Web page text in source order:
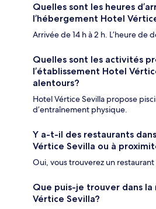
Quelles sont les heures
l’hébergement Hotel
Arrivée de 14 h à 2 h. L’heure de
Quelles sont les activités
l’établissement Hotel
alentours?
Hotel Vértice Sevilla propose
d’entraînement physique.
Y a-t-il des restaurants
Vértice Sevilla ou à
Oui, vous trouverez un restaurant
Que puis-je trouver dans
Vértice Sevilla?